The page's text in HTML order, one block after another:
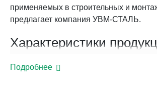
применяемых в строительных и
предлагает компания УВМ-СТАЛЬ.
Характеристики
углеродистой стали, основной метод
Подробнее